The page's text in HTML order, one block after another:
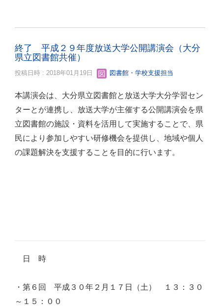
終了 平成２９年度放送大学公開講演会（大分
県立図書館共催）
投稿日時 : 2018年01月19日 図書館・学校支援担当
本講演会は、大分県立図書館と放送大学大分学習セン
ターとが連携し、放送大学が主催する公開講演会を県
立図書館の施設・資料を活用して実施することで、県
民により参加しやすい研修機会を提供し、地域や個人
の課題解決を支援することを目的に行います。
日 時
・第６回 平成３０年２月１７日（土） １３：３０
～１５：００